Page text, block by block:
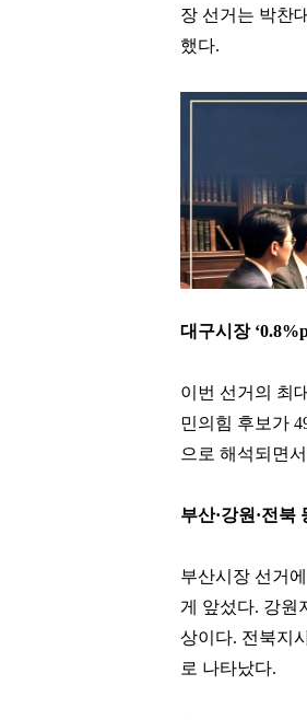
장 선거는 박찬
했다.
이국노
[관련 기사]
대구시장
이번 선거의 최
민의힘 후보가
으로 해석되면
부산·강원·전북
부산시장 선거
게 앞섰다. 강원
상이다. 전북지
로 나타났다.